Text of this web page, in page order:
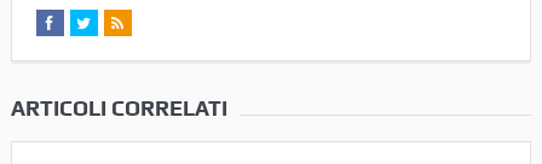
ARTICOLI CORRELATI